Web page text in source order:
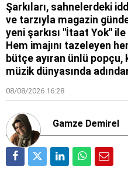
Şarkıları, sahnelerdeki
ve tarzıyla magazin
yeni şarkısı "İtaat Yok"
Hem imajını tazeleyen
bütçe ayıran ünlü popçu,
müzik dünyasında
08/08/2026 16:28
Gamze Demirel